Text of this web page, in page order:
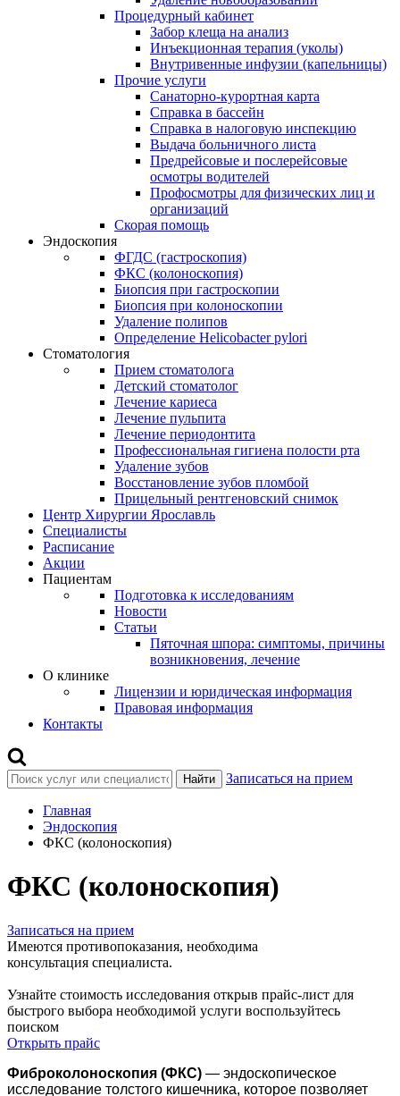
Процедурный кабинет
Забор клеща на анализ
Инъекционная терапия (уколы)
Внутривенные инфузии (капельницы)
Прочие услуги
Санаторно-курортная карта
Справка в бассейн
Справка в налоговую инспекцию
Выдача больничного листа
Предрейсовые и послерейсовые
осмотры водителей
Профосмотры для физических лиц и
организаций
Скорая помощь
Эндоскопия
ФГДС (гастроскопия)
ФКС (колоноскопия)
Биопсия при гастроскопии
Биопсия при колоноскопии
Удаление полипов
Определение Helicobacter pylori
Стоматология
Прием стоматолога
Детский стоматолог
Лечение кариеса
Лечение пульпита
Лечение периодонтита
Профессиональная гигиена полости рта
Удаление зубов
Восстановление зубов пломбой
Прицельный рентгеновский снимок
Центр Хирургии Ярославль
Специалисты
Расписание
Акции
Пациентам
Подготовка к исследованиям
Новости
Статьи
Пяточная шпора: симптомы, причины
возникновения, лечение
О клинике
Лицензии и юридическая информация
Правовая информация
Контакты
Найти Записаться на прием
Главная
Эндоскопия
ФКС (колоноскопия)
ФКС (колоноскопия)
Записаться на прием
Имеются противопоказания, необходима
консультация специалиста.
Узнайте стоимость исследования открыв прайс-лист для
быстрого выбора необходимой услуги воспользуйтесь
поиском
Открыть прайс
Фиброколоноскопия (ФКС) — эндоскопическое
исследование толстого кишечника, которое позволяет